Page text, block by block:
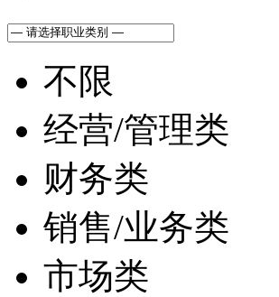
不限
经营/管理类
财务类
销售/业务类
市场类